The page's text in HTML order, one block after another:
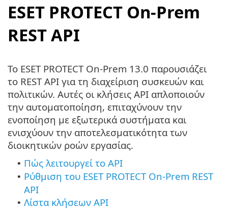
ESET PROTECT On-Prem
REST API
Το ESET PROTECT On-Prem 13.0 παρουσιάζει
το REST API για τη διαχείριση συσκευών και
πολιτικών. Αυτές οι κλήσεις API απλοποιούν
την αυτοματοποίηση, επιταχύνουν την
ενοποίηση με εξωτερικά συστήματα και
ενισχύουν την αποτελεσματικότητα των
διοικητικών ροών εργασίας.
• Πώς λειτουργεί το API
• Ρύθμιση του ESET PROTECT On-Prem REST
API
• Λίστα κλήσεων API